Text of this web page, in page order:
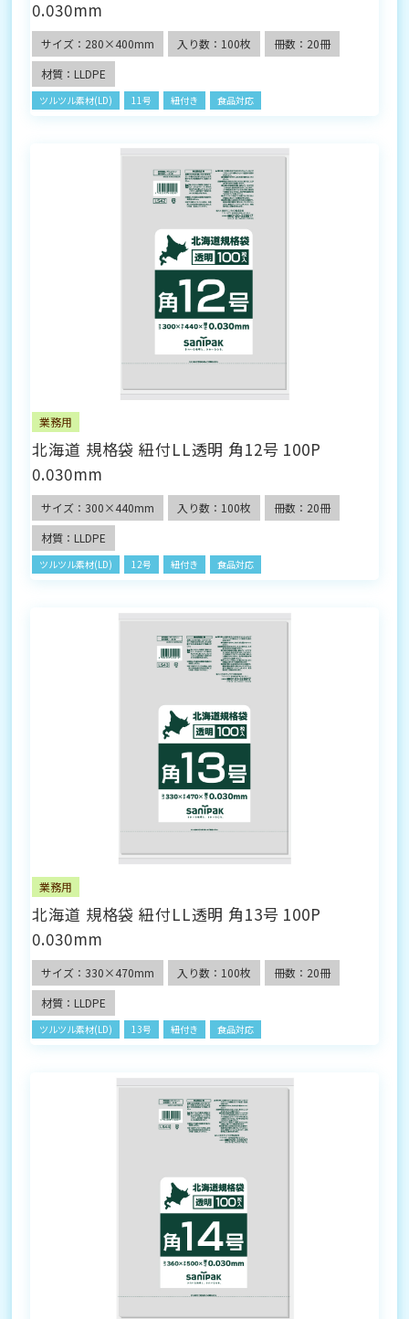
0.030mm
サイズ：280×400mm 入り数：100枚
冊数：20冊
材質：LLDPE
ツルツル素材(LD) 11号 紐付き 食品対応
業務用
北海道 規格袋 紐付LL透明 角12号 100P
0.030mm
サイズ：300×440mm 入り数：100枚
冊数：20冊
材質：LLDPE
ツルツル素材(LD) 12号 紐付き 食品対応
業務用
北海道 規格袋 紐付LL透明 角13号 100P
0.030mm
サイズ：330×470mm 入り数：100枚
冊数：20冊
材質：LLDPE
ツルツル素材(LD) 13号 紐付き 食品対応